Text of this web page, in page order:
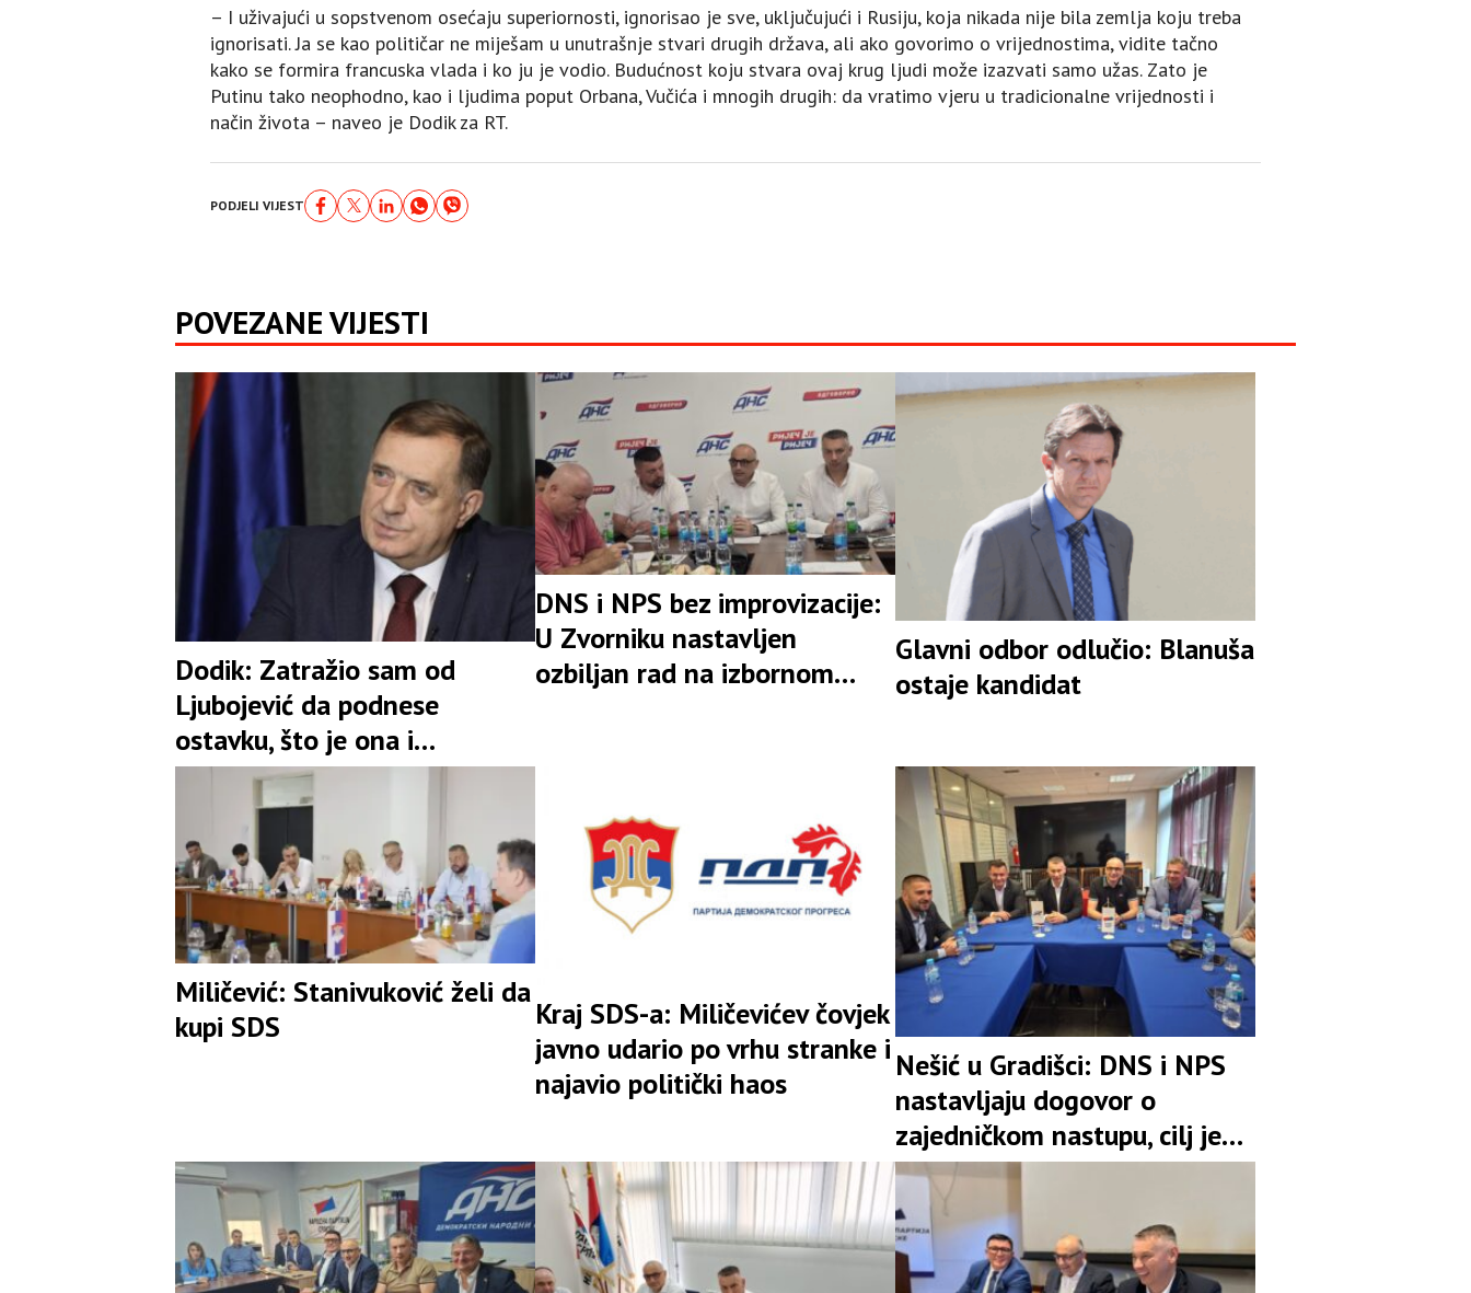
– I uživajući u sopstvenom osećaju superiornosti, ignorisao je sve, uključujući i Rusiju, koja nikada nije bila zemlja koju treba
ignorisati. Јa se kao političar ne miješam u unutrašnje stvari drugih država, ali ako govorimo o vrijednostima, vidite tačno
kako se formira francuska vlada i ko ju je vodio. Budućnost koju stvara ovaj krug ljudi može izazvati samo užas. Zato je
Putinu tako neophodno, kao i ljudima poput Orbana, Vučića i mnogih drugih: da vratimo vjeru u tradicionalne vrijednosti i
način života – naveo je Dodik za RT.
PODJELI VIJEST
POVEZANE VIJESTI
Dodik: Zatražio sam od
Ljubojević da podnese
ostavku, što je ona i
prihvatila
DNS i NPS bez improvizacije:
U Zvorniku nastavljen
ozbiljan rad na izbornom
Glavni odbor odlučio: Blanuša
ostaje kandidat
Miličević: Stanivuković želi da
kupi SDS
Kraj SDS-a: Miličevićev čovjek
javno udario po vrhu stranke i
najavio politički haos
Nešić u Gradišci: DNS i NPS
nastavljaju dogovor o
zajedničkom nastupu, cilj je
snažna pozicija u koaliciji